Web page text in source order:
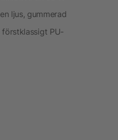
ljus, gummerad
PU-